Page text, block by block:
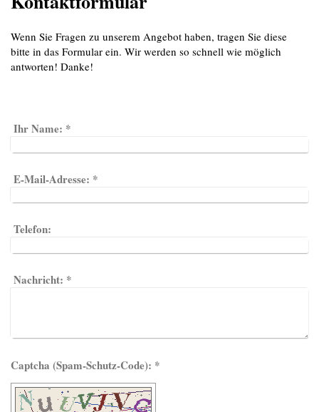
Wenn Sie Fragen zu unserem Angebot haben, tragen Sie diese
bitte in das Formular ein. Wir werden so schnell wie möglich
antworten! Danke!
Ihr Name: *
E-Mail-Adresse: *
Telefon:
Nachricht: *
Captcha (Spam-Schutz-Code): *